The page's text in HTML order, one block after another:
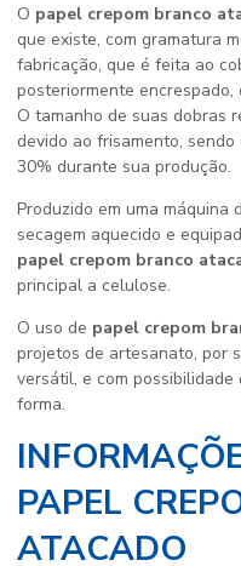
O papel crepom branco
que existe, com gramatura
fabricação, que é feita ao
posteriormente
O tamanho de suas dobras
devido ao frisamento,
30% durante sua produção.
Produzido em uma máquina
secagem aquecido e
papel crepom branco
principal a celulose.
O uso de papel crepom
projetos de artesanato, por
versátil, e com
forma.
PAPEL
ATACADO